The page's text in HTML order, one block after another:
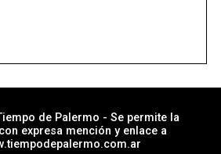
de Palermo - Se permite la
expresa mención y enlace a